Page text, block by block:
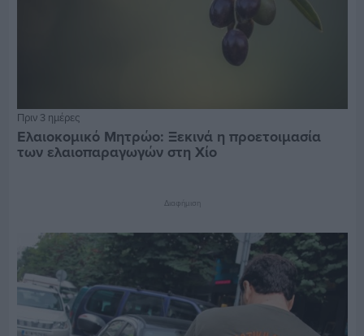
Πριν 3 ημέρες
Ελαιοκομικό Μητρώο: Ξεκινά η προετοιμασία
των ελαιοπαραγωγών στη Χίο
Διαφήμιση